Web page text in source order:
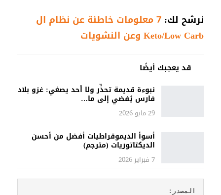
نرشح لك:
7 معلومات خاطئة عن نظام ال
Keto/Low Carb وعن النشويات
قد يعجبك أيضًا
نبوءة قديمة تحذِّر ولا أحد يصغي: غزو بلاد
فارس يُفضي إلى ما…
29 مايو 2026
أسوأ الديموقراطيات أفضل من أحسن
الديكتاتوريات (مترجم)
7 فبراير 2026